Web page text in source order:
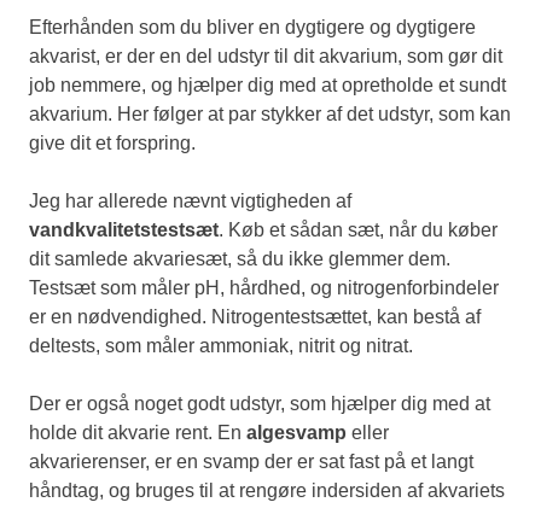
Efterhånden som du bliver en dygtigere og dygtigere
akvarist, er der en del udstyr til dit akvarium, som gør dit
job nemmere, og hjælper dig med at opretholde et sundt
akvarium. Her følger at par stykker af det udstyr, som kan
give dit et forspring.
Jeg har allerede nævnt vigtigheden af
vandkvalitetstestsæt. Køb et sådan sæt, når du køber
dit samlede akvariesæt, så du ikke glemmer dem.
Testsæt som måler pH, hårdhed, og nitrogenforbindeler
er en nødvendighed. Nitrogentestsættet, kan bestå af
deltests, som måler ammoniak, nitrit og nitrat.
Der er også noget godt udstyr, som hjælper dig med at
holde dit akvarie rent. En algesvamp eller
akvarierenser, er en svamp der er sat fast på et langt
håndtag, og bruges til at rengøre indersiden af akvariets